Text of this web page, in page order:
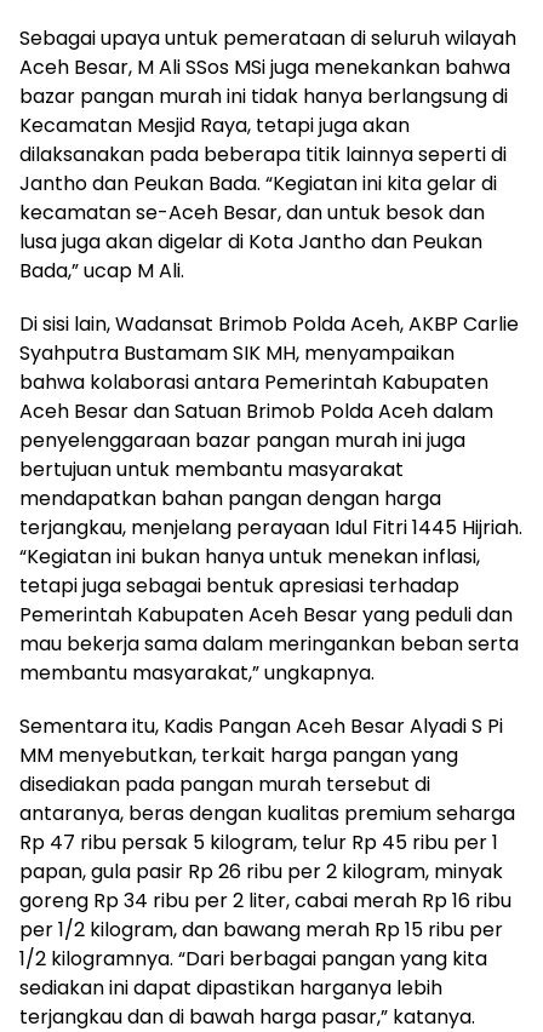
Sebagai upaya untuk pemerataan di seluruh wilayah
Aceh Besar, M Ali SSos MSi juga menekankan bahwa
bazar pangan murah ini tidak hanya berlangsung di
Kecamatan Mesjid Raya, tetapi juga akan
dilaksanakan pada beberapa titik lainnya seperti di
Jantho dan Peukan Bada. “Kegiatan ini kita gelar di
kecamatan se-Aceh Besar, dan untuk besok dan
lusa juga akan digelar di Kota Jantho dan Peukan
Bada,” ucap M Ali.
Di sisi lain, Wadansat Brimob Polda Aceh, AKBP Carlie
Syahputra Bustamam SIK MH, menyampaikan
bahwa kolaborasi antara Pemerintah Kabupaten
Aceh Besar dan Satuan Brimob Polda Aceh dalam
penyelenggaraan bazar pangan murah ini juga
bertujuan untuk membantu masyarakat
mendapatkan bahan pangan dengan harga
terjangkau, menjelang perayaan Idul Fitri 1445 Hijriah.
“Kegiatan ini bukan hanya untuk menekan inflasi,
tetapi juga sebagai bentuk apresiasi terhadap
Pemerintah Kabupaten Aceh Besar yang peduli dan
mau bekerja sama dalam meringankan beban serta
membantu masyarakat,” ungkapnya.
Sementara itu, Kadis Pangan Aceh Besar Alyadi S Pi
MM menyebutkan, terkait harga pangan yang
disediakan pada pangan murah tersebut di
antaranya, beras dengan kualitas premium seharga
Rp 47 ribu persak 5 kilogram, telur Rp 45 ribu per 1
papan, gula pasir Rp 26 ribu per 2 kilogram, minyak
goreng Rp 34 ribu per 2 liter, cabai merah Rp 16 ribu
per 1/2 kilogram, dan bawang merah Rp 15 ribu per
1/2 kilogramnya. “Dari berbagai pangan yang kita
sediakan ini dapat dipastikan harganya lebih
terjangkau dan di bawah harga pasar,” katanya.